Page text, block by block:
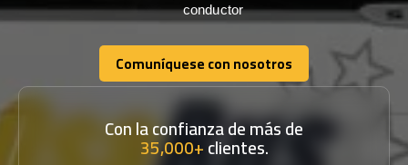
conductor
Comuníquese con nosotros
Comuníquese con nosotros
Con la confianza de más de
35,000+clientes.